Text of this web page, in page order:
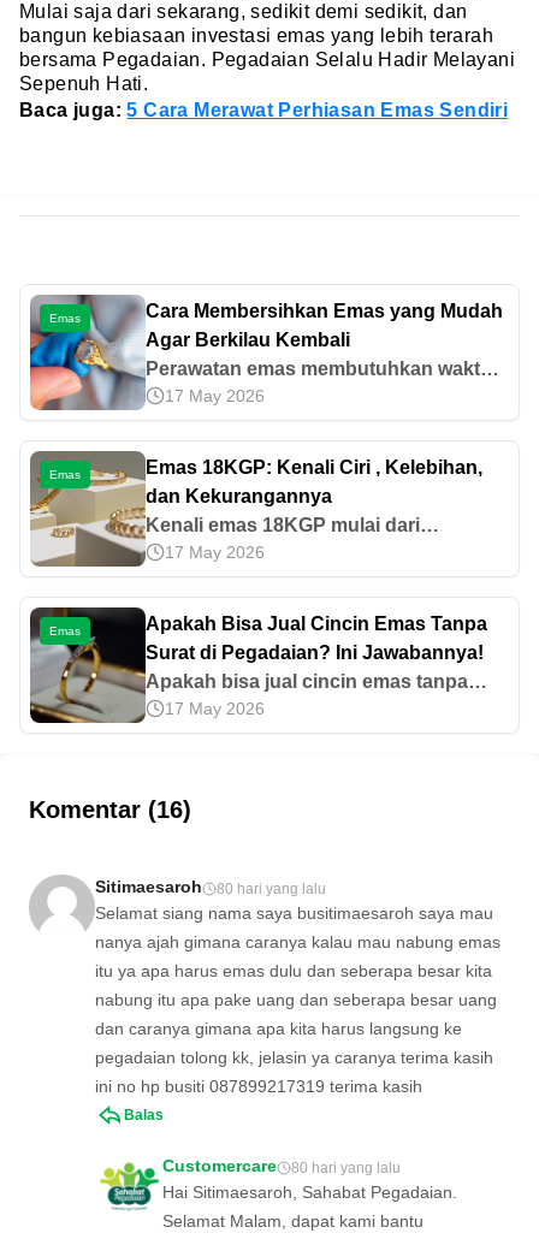
Mulai saja dari sekarang, sedikit demi sedikit, dan
bangun kebiasaan investasi emas yang lebih terarah
bersama Pegadaian. Pegadaian Selalu Hadir Melayani
Sepenuh Hati.
Baca juga:5 Cara Merawat Perhiasan Emas Sendiri
Emas
Cara Membersihkan Emas yang Mudah
Agar Berkilau Kembali
Perawatan emas membutuhkan waktu
dan kecermatan. Untuk itu, ketahui cara
membersihkan emas secara praktis dan
bisa dilakukan sendiri di artikel ini.
17 May 2026
Emas
Emas 18KGP: Kenali Ciri , Kelebihan,
dan Kekurangannya
Kenali emas 18KGP mulai dari
pengertian, ciri-ciri, kelebihan dan
kekurangan, serta cara merawatnya
agar perhiasan kamu tetap berkilau dan
tahan lama.
17 May 2026
Emas
Apakah Bisa Jual Cincin Emas Tanpa
Surat di Pegadaian? Ini Jawabannya!
Apakah bisa jual cincin emas tanpa
surat di Pegadaian? Pelajari risiko dan
temukan solusinya pada penjelasan di
17 May 2026
Komentar (16)
Sitimaesaroh 80 hari yang lalu
Selamat siang nama saya busitimaesaroh saya mau
nanya ajah gimana caranya kalau mau nabung emas
itu ya apa harus emas dulu dan seberapa besar kita
nabung itu apa pake uang dan seberapa besar uang
dan caranya gimana apa kita harus langsung ke
pegadaian tolong kk, jelasin ya caranya terima kasih
ini no hp busiti 087899217319 terima kasih
Balas
Customercare 80 hari yang lalu
Hai Sitimaesaroh, Sahabat Pegadaian.
Selamat Malam, dapat kami bantu